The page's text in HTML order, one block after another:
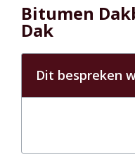
Bitumen
Dak
Dit bespreken